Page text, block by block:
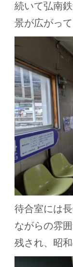
続いて弘南
景が広がって
待合室には
ながらの雰
残され、昭